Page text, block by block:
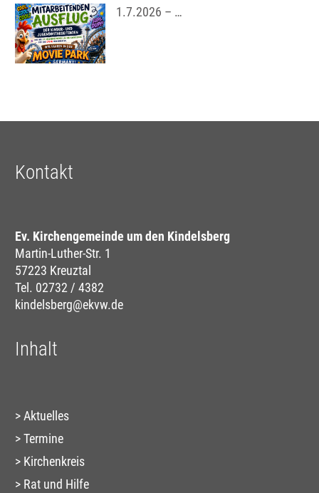
1.7.2026 – …
Kontakt
Ev. Kirchengemeinde um den Kindelsberg
Martin-Luther-Str. 1
57223 Kreuztal
Tel. 02732 / 4382
kindelsberg@ekvw.de
Inhalt
Aktuelles
Termine
Kirchenkreis
Rat und Hilfe